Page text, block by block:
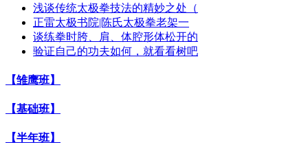
浅谈传统太极拳技法的精妙之处（
正雷太极书院|陈氏太极拳老架一
谈练拳时胯、肩、体腔形体松开的
验证自己的功夫如何，就看看树吧
【雏鹰班】
【基础班】
【半年班】